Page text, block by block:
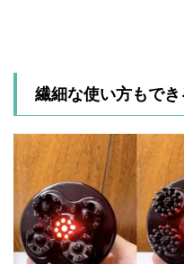
繊細な使い方もでき